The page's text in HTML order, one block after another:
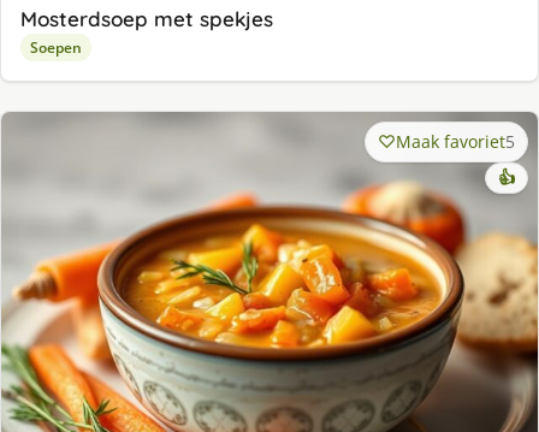
Mosterdsoep met spekjes
Soepen
Maak favoriet5
👍